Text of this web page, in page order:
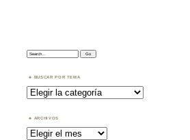
Search:
BUSCAR POR TEMA
Buscar
por
Tema
ARCHIVOS
Archivos